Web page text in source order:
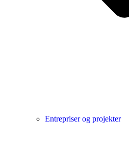
Entrepriser og projekter